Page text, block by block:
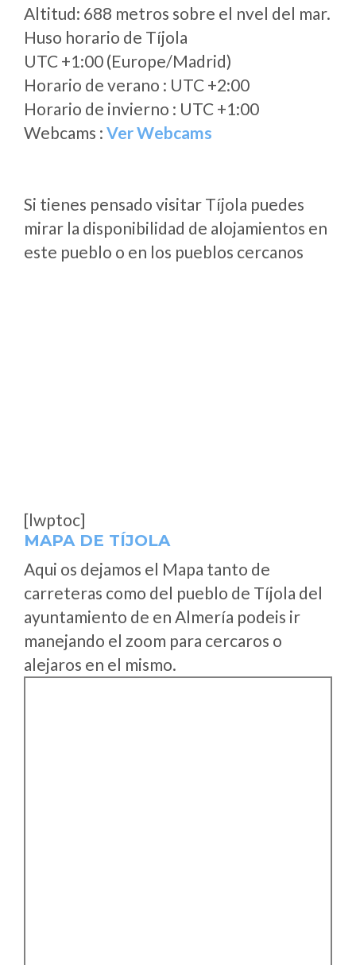
Altitud: 688 metros sobre el nvel del mar.
Huso horario de Tíjola
UTC +1:00 (Europe/Madrid)
Horario de verano : UTC +2:00
Horario de invierno : UTC +1:00
Webcams : Ver Webcams
Si tienes pensado visitar Tíjola puedes
mirar la disponibilidad de alojamientos en
este pueblo o en los pueblos cercanos
[lwptoc]
MAPA DE TÍJOLA
Aqui os dejamos el Mapa tanto de
carreteras como del pueblo de Tíjola del
ayuntamiento de en Almería podeis ir
manejando el zoom para cercaros o
alejaros en el mismo.